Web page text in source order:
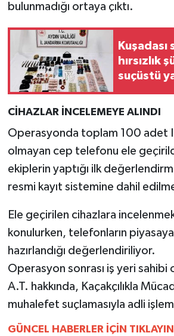
bulunmadığı ortaya çıktı.
hırsızlık
suçüstü
CİHAZLAR İNCELEMEYE ALINDI
Operasyonda toplam 100 adet
olmayan cep telefonu ele
ekiplerin yaptığı ilk
resmi kayıt sistemine dahil
Ele geçirilen cihazlara
konulurken, telefonların
hazırlandığı değerlendiriliyor.
Operasyon sonrası iş yeri
A.T. hakkında, Kaçakçılıkla
muhalefet suçlamasıyla adli işlem
GÜNCEL HABERLER İÇİN
TEKNOLOJİ
YAŞAM
YEREL
AFYONKARAHİSAR
AYDIN
DENİZLİ
KÜTAHYA
MANİSA